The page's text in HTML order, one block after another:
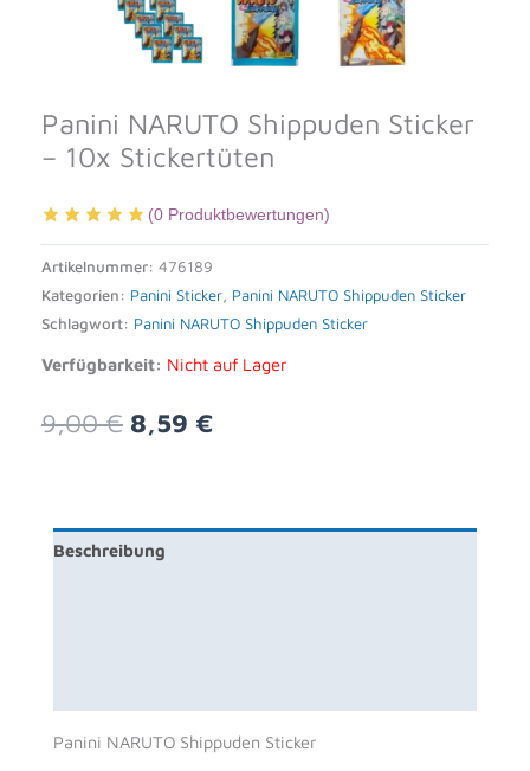
Panini NARUTO Shippuden Sticker
– 10x Stickertüten
(0 Produktbewertungen)
Artikelnummer: 476189
Kategorien: Panini Sticker Panini NARUTO Shippuden Sticker
Schlagwort: Panini NARUTO Shippuden Sticker
Verfügbarkeit: Nicht auf Lager
9,00€ Ursprünglicher
8,59 €Aktueller
Beschreibung
Panini NARUTO Shippuden Sticker